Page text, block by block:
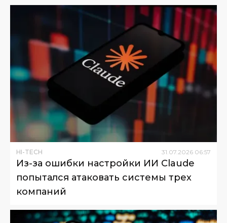
HI-TECH 31.07.2026 06:57
Из-за ошибки настройки ИИ Claude
попытался атаковать системы трех
компаний